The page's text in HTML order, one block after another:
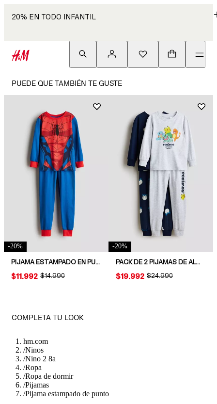
20% EN TODO INFANTIL
PUEDE QUE TAMBIÉN TE GUSTE
-20%
PIJAMA ESTAMPADO EN PUNTO DE ALGODÓN
ORIGINAL PRICE:
$14.990
PRICE:
$11.992
-20%
PACK DE 2 PIJAMAS DE ALGODÓN CON ESTAMPADO
ORIGINAL PRICE:
$24.990
PRICE:
$19.992
COMPLETA TU LOOK
hm.com
/Ninos
/Nino 2 8a
/Ropa
/Ropa de dormir
/Pijamas
/Pijama estampado de punto